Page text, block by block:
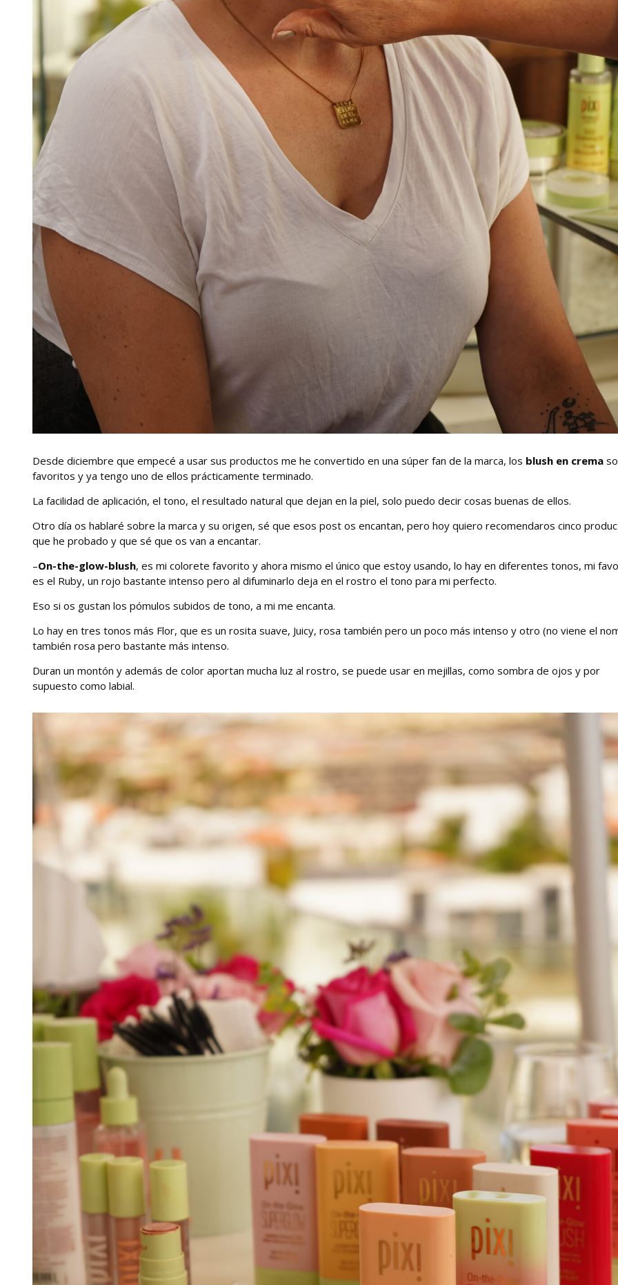
Desde diciembre que empecé a usar sus productos me he convertido en una súper fan de la marca, los blush en crema
favoritos y ya tengo uno de ellos prácticamente terminado.
La facilidad de aplicación, el tono, el resultado natural que dejan en la piel, solo puedo decir cosas buenas de ellos.
Otro día os hablaré sobre la marca y su origen, sé que esos post os encantan, pero hoy quiero recomendaros cinco
que he probado y que sé que os van a encantar.
–On-the-glow-blush, es mi colorete favorito y ahora mismo el único que estoy usando, lo hay en diferentes tonos, mi
es el Ruby, un rojo bastante intenso pero al difuminarlo deja en el rostro el tono para mi perfecto.
Eso si os gustan los pómulos subidos de tono, a mi me encanta.
Lo hay en tres tonos más Flor, que es un rosita suave, Juicy, rosa también pero un poco más intenso y otro (no viene el
también rosa pero bastante más intenso.
Duran un montón y además de color aportan mucha luz al rostro, se puede usar en mejillas, como sombra de ojos y por
supuesto como labial.